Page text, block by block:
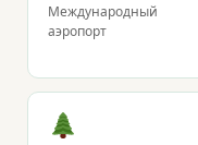
Международный
аэропорт